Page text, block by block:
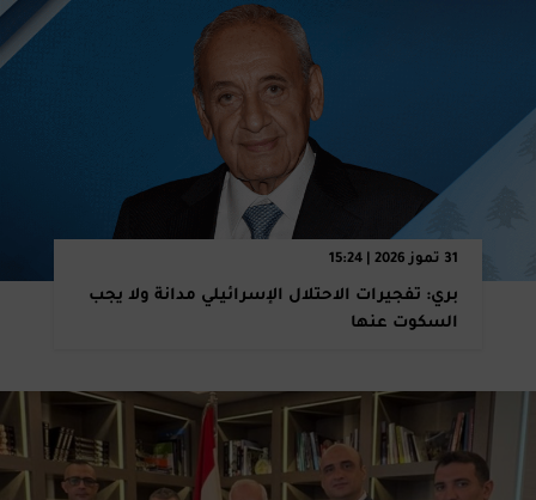
31 تموز 2026 | 15:24
بري: تفجيرات الاحتلال الإسرائيلي مدانة ولا يجب
السكوت عنها